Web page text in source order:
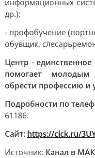
информационных
др.);
- профобучение
обувщик,
Центр -
помогает
обрести профессию и
Подробности по
61186.
Сайт: https://clck.ru/
Источник: Канал в